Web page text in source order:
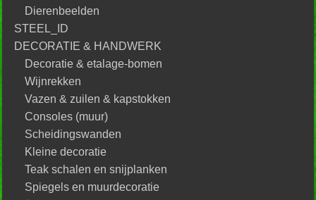
Dierenbeelden
STEEL_ID
DECORATIE & HANDWERK
Decoratie & etalage-bomen
Wijnrekken
Vazen & zuilen & kapstokken
Consoles (muur)
Scheidingswanden
Kleine decoratie
Teak schalen en snijplanken
Spiegels en muurdecoratie